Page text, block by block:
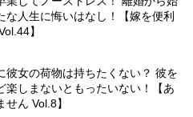
な人生に悔いはなし！【嫁を便利
】
彼女の荷物は持ちたくない？ 彼を
楽しまないともったいない！【あ
ん Vol.8】